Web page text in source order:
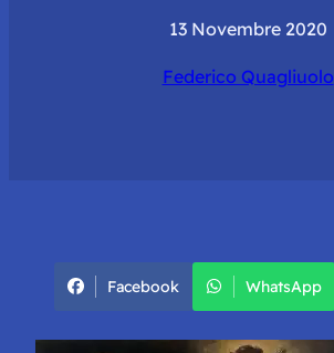
13 Novembre 2020
Federico Quagliuolo
Facebook WhatsApp